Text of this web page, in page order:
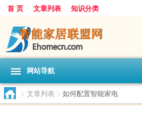
首 页 文章列表 知识分类
网站导航
> 文章列表 > 如何配置智能家电